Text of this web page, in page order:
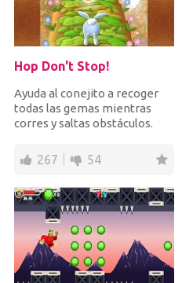
Hop Don't Stop!
Ayuda al conejito a recoger
todas las gemas mientras
corres y saltas obstáculos.
267 54